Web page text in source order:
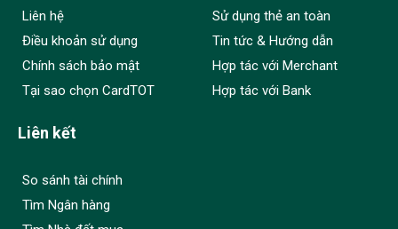
Liên hệ
Điều khoản sử dụng
Chính sách bảo mật
Tại sao chọn CardTOT
Sử dụng thẻ an toàn
Tin tức & Hướng dẫn
Hợp tác với Merchant
Hợp tác với Bank
Liên kết
So sánh tài chính
Tìm Ngân hàng